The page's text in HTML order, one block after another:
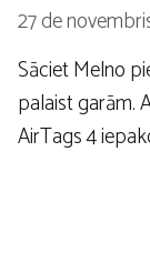
27 de
Sāciet Melno
palaist garām.
AirTags 4